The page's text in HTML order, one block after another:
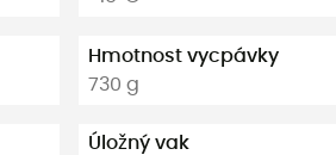
Hmotnost vycpávky
730 g
Úložný vak